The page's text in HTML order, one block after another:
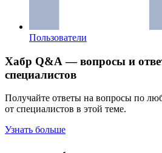
Пользователи
Хабр Q&A — вопросы и
специалистов
Получайте ответы на вопросы по
от специалистов в этой теме.
Узнать больше